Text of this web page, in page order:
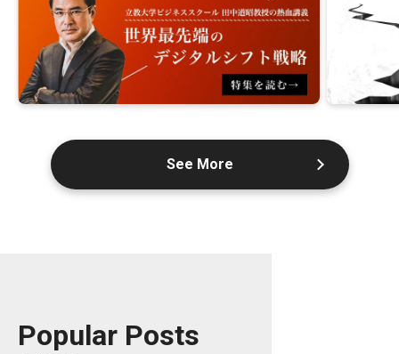
See More
Popular Posts